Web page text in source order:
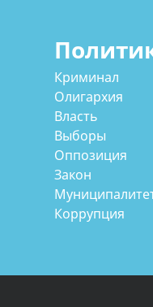
Криминал
Олигархия
Власть
Выборы
Оппозиция
Закон
Коррупция